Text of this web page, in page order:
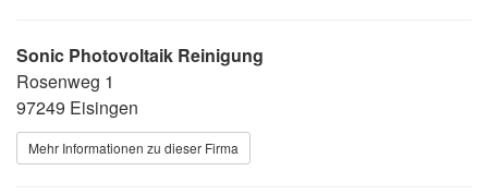
Sonic Photovoltaik Reinigung
Rosenweg 1
97249 Eisingen
Mehr Informationen zu dieser Firma